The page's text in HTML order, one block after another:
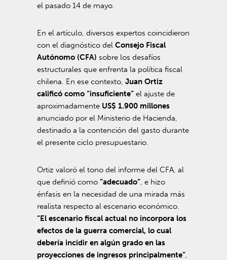
el pasado 14 de mayo.
En el artículo, diversos expertos coincidieron
con el diagnóstico delConsejo Fiscal
Autónomo (CFA) sobre los desafíos
estructurales que enfrenta la política fiscal
chilena. En ese contexto,Juan Ortiz
calificó como “insuficiente” el ajuste de
aproximadamente US$ 1.900 millones
anunciado por el Ministerio de Hacienda,
destinado a la contención del gasto durante
el presente ciclo presupuestario.
Ortiz valoró el tono del informe del CFA, al
que definió como“adecuado”, e hizo
énfasis en la necesidad de una mirada más
realista respecto al escenario económico.
“El escenario fiscal actual no incorpora los
efectos de la guerra comercial, lo cual
debería incidir en algún grado en las
proyecciones de ingresos principalmente”,